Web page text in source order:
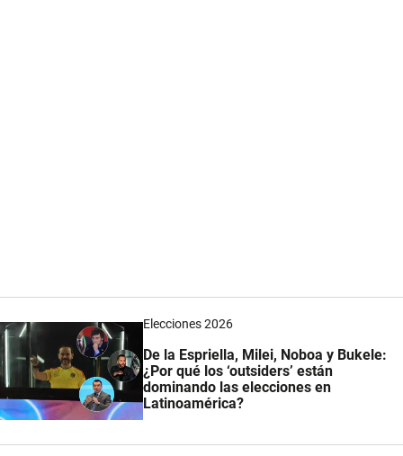
Elecciones 2026
De la Espriella, Milei, Noboa y Bukele:
¿Por qué los ‘outsiders’ están
dominando las elecciones en
Latinoamérica?